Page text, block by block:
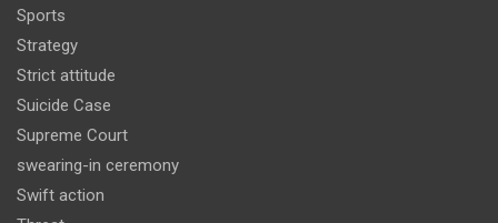
Sports
Strategy
Strict attitude
Suicide Case
Supreme Court
swearing-in ceremony
Swift action